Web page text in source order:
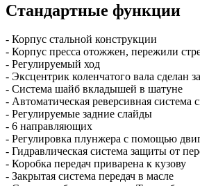
Стандартные функции
- Корпус стальной конструкции
- Корпус пресса отожжен, пережили
- Регулируемый ход
- Эксцентрик коленчатого вала сделан
- Система шайб вкладышей в шатуне
- Автоматическая реверсивная система
- Регулируемые задние слайды
- 6 направляющих
- Регулировка плунжера с помощью
- Гидравлическая система защиты от
- Коробка передач приварена к кузову
- Закрытая система передач в масле